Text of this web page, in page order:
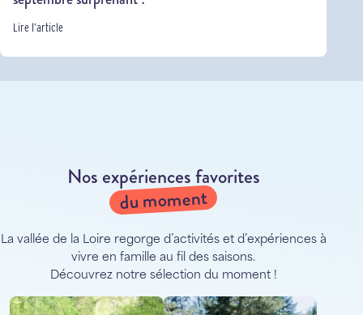
Lire l’article
Nos expériences favorites
du moment
La vallée de la Loire regorge d’activités et d’expériences à
vivre en famille au fil des saisons.
Découvrez notre sélection du moment !